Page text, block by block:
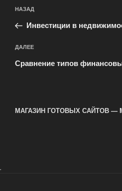
по
записям
Предыдущая
запись:
НАЗАД
Инвестиции в
Следующая
запись
ДАЛЕЕ
Сравнение типов
МАГАЗИН ГОТОВЫХ САЙТОВ —
.